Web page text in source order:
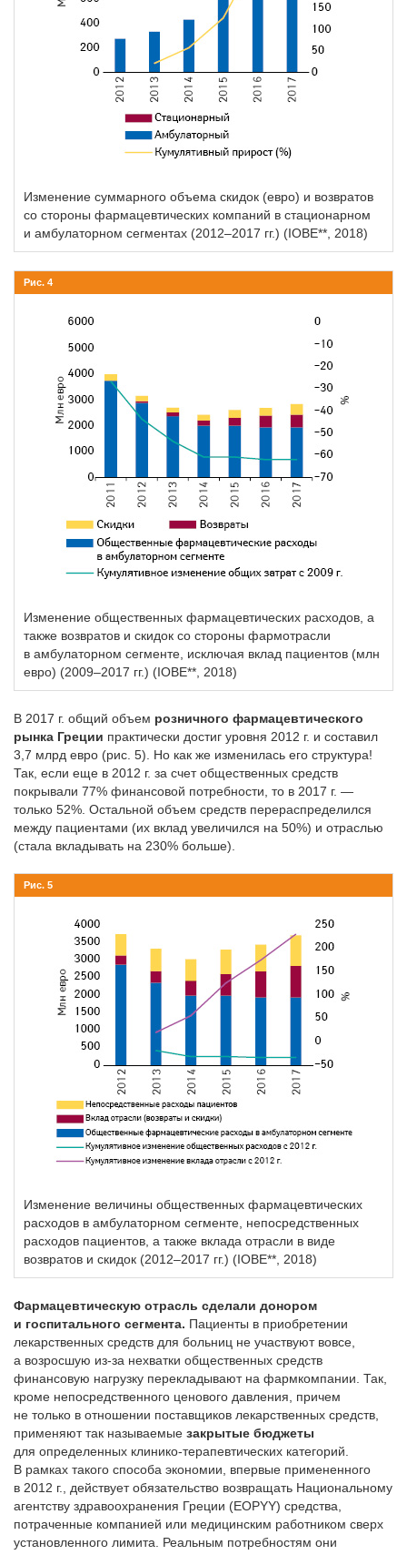
Изменение суммарного объема скидок (евро) и возвратов
со стороны фармацевтических компаний в стационарном
и амбулаторном сегментах (2012–2017 гг.) (IOBE**, 2018)
Рис. 4
Изменение общественных фармацевтических расходов, а
также возвратов и скидок со стороны фарм­отрасли
в амбулаторном сегменте, исключая вклад пациентов (млн
евро) (2009–2017 гг.) (IOBE**, 2018)
В 2017 г. общий объем розничного фармацевтического
рынка Греции практически достиг уровня 2012 г. и составил
3,7 млрд евро (рис. 5). Но как же изменилась его структура!
Так, если еще в 2012 г. за счет общественных средств
покрывали 77% финансовой потребности, то в 2017 г. —
только 52%. Остальной объем средств перераспределился
между пациентами (их вклад увеличился на 50%) и отраслью
(стала вкладывать на 230% больше).
Рис. 5
Изменение величины общественных фармацевтических
расходов в амбулаторном сегменте, непосредственных
расходов пациентов, а также вклада отрасли в виде
возвратов и скидок (2012–2017 гг.) (IOBE**, 2018)
Фармацевтическую отрасль сделали донором
и госпитального сегмента. Пациенты в приобретении
лекарственных средств для больниц не участвуют вовсе,
а возросшую из-за нехватки общественных средств
финансовую нагрузку перекладывают на фармкомпании. Так,
кроме непосредственного ценового давления, причем
не только в отношении поставщиков лекарственных средств,
применяют так называемые закрытые бюджеты
для определенных клинико-терапевтических категорий.
В рамках такого способа экономии, впервые примененного
в 2012 г., действует обязательство возвращать Национальному
агентству здравоохранения Греции (ΕΟРΥΥ) средства,
потраченные компанией или медицинским работником сверх
установленного лимита. Реальным потребностям они